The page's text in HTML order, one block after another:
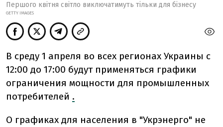
Першого квітня світло виключатимуть тільки для бізнесу
GETTY IMAGES
В среду 1 апреля во всех регионах Украины с
12:00 до 17:00 будут применяться графики
ограничения мощности для промышленных
потребителей .
О графиках для населения в "Укрэнерго" не